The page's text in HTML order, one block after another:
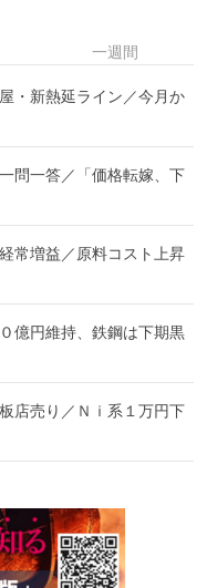
・新熱延ライン／今月か
問一答／「価格転嫁、下
常増益／原料コスト上昇
億円維持、鉄鋼は下期黒
店売り／Ｎｉ系１万円下
一週間